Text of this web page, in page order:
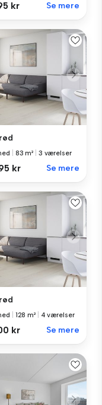
kr Se mere
83 m² 3 værelser
kr Se mere
128 m² 4 værelser
kr Se mere